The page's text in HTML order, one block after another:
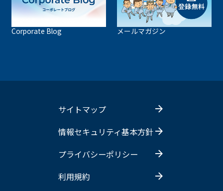
Corporate Blog メールマガジン
サイトマップ
情報セキュリティ基本方針
プライバシーポリシー
利用規約